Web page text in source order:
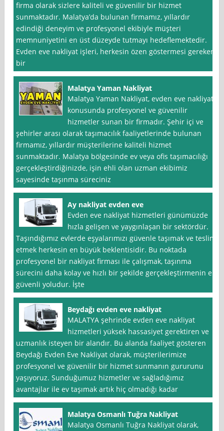
firma olarak sizlere kaliteli ve güvenilir bir hizmet
sunmaktadır. Malatya’da bulunan firmamız, yıllardır
edindiği deneyim ve profesyonel ekibiyle müşteri
memnuniyetini en üst düzeyde tutmayı hedeflemektedir.
Evden eve nakliyat işleri, herkesin özen göstermesi gereken
bir
Malatya Yaman Nakliyat
Malatya Yaman Nakliyat, evden eve nakliyat
konusunda profesyonel ve güvenilir
hizmetler sunan bir firmadır. Şehir içi ve
şehirler arası olarak taşımacılık faaliyetlerinde bulunan
firmamız, yıllardır müşterilerine kaliteli hizmet
sunmaktadır. Malatya bölgesinde ev veya ofis taşımacılığı
gerçekleştirdiğinizde, işin ehli olan uzman ekibimiz
sayesinde taşınma süreciniz
Ay nakliyat evden eve
Evden eve nakliyat hizmetleri günümüzde
hızla gelişen ve yaygınlaşan bir sektördür.
Taşındığımız evlerde eşyalarımızı güvenle taşımak ve teslim
etmek herkesin en büyük beklentisidir. Bu noktada
profesyonel bir nakliyat firması ile çalışmak, taşınma
sürecini daha kolay ve hızlı bir şekilde gerçekleştirmenin en
güvenli yoludur. İşte
Beydağı evden eve nakliyat
MALATYA şehrinde evden eve nakliyat
hizmetleri yüksek hassasiyet gerektiren ve
uzmanlık isteyen bir alandır. Bu alanda faaliyet gösteren
Beydağı Evden Eve Nakliyat olarak, müşterilerimize
profesyonel ve güvenilir bir hizmet sunmanın gururunu
yaşıyoruz. Sunduğumuz hizmetler ve sağladığımız
avantajlar ile ev taşımak artık hiç olmadığı kadar
Malatya Osmanlı Tuğra Nakliyat
Malatya Osmanlı Tuğra Nakliyat olarak,